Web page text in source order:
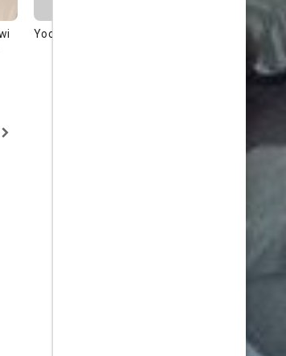
Yoo Hae-jin
Kong
Seong Gang